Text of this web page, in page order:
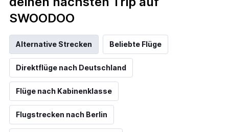
SWOODOO
Alternative Strecken Beliebte Flüge
Direktflüge nach Deutschland
Flüge nach Kabinenklasse
Flugstrecken nach Berlin